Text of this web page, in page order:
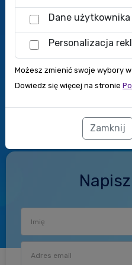
602 608 323
+48 22 467 12 16
biuro@basse.pl
Cząstków
05-152 Czosnów
Dane użytkownika
Personalizacja
Możesz zmienić swoje wybory
Dowiedz się więcej na stronie
Zamknij